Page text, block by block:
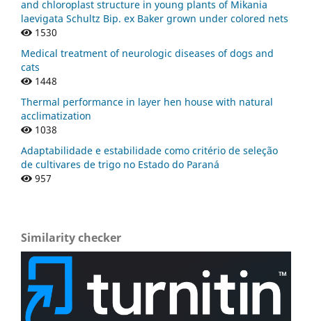
and chloroplast structure in young plants of Mikania
laevigata Schultz Bip. ex Baker grown under colored nets
1530
Medical treatment of neurologic diseases of dogs and
cats
1448
Thermal performance in layer hen house with natural
acclimatization
1038
Adaptabilidade e estabilidade como critério de seleção
de cultivares de trigo no Estado do Paraná
957
Similarity checker